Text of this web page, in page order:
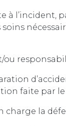
à l’incident,
ou
faite par le
charge la